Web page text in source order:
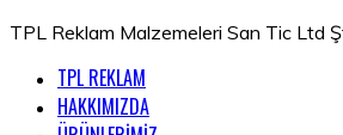
TPL Reklam Malzemeleri San Tic Ltd
TPL REKLAM
HAKKIMIZDA